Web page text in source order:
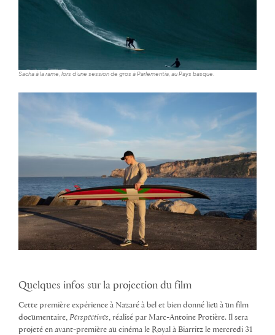
Sacha à la rame, lors d’une session de gros à Parlementia, au Pays basque.
Quelques infos sur la projection du film
Cette première expérience à Nazaré à bel et bien donné lieu à un film
documentaire, Perspectives, réalisé par Marc-Antoine Protière. Il sera
projeté en avant-première au cinéma le Royal à Biarritz le mercredi 31